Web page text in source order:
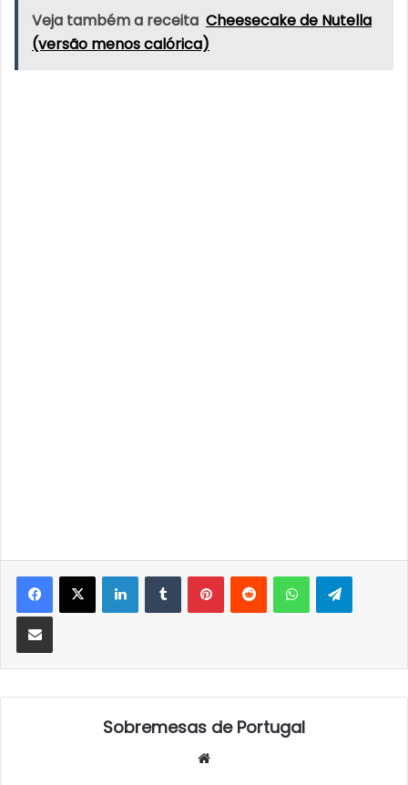
Veja também a receita Cheesecake de Nutella
(versão menos calórica)
LinkedInTumblrPinterestReddit WhatsApp
Partilhar Via Email
Sobremesas de Portugal